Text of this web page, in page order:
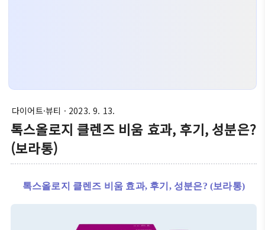
다이어트·뷰티 · 2023. 9. 13.
톡스올로지 클렌즈 비움 효과, 후기, 성분은?
(보라통)
톡스올로지 클렌즈 비움 효과, 후기, 성분은? (보라통)